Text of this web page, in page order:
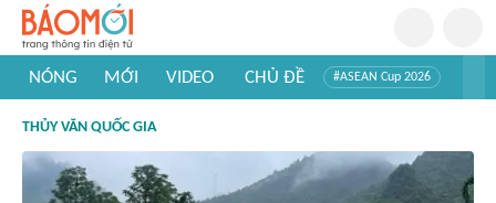
NÓNG MỚI VIDEO CHỦ ĐỀ #ASEAN Cup 2026
#Khám phá thế giới
THỦY VĂN QUỐC GIA